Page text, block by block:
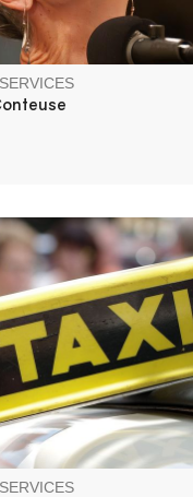
vos déplacements
delà. 2 SUV sur Digne et
pour vos
gare, aéroport,
assis professionnel